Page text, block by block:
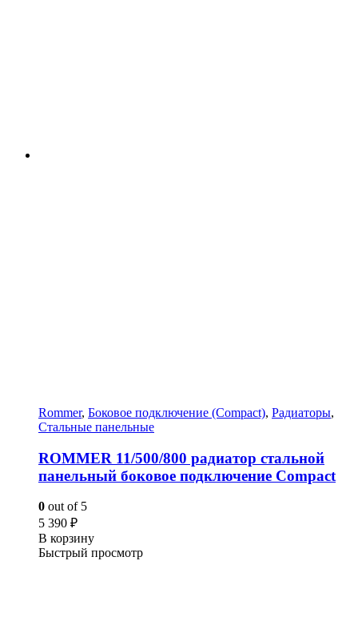
Rommer, Боковое подключение (Compact), Радиаторы,
Стальные панельные
ROMMER 11/500/800 радиатор стальной
панельный боковое подключение Compact
0 out of 5
5 390 ₽
В корзину
Быстрый просмотр